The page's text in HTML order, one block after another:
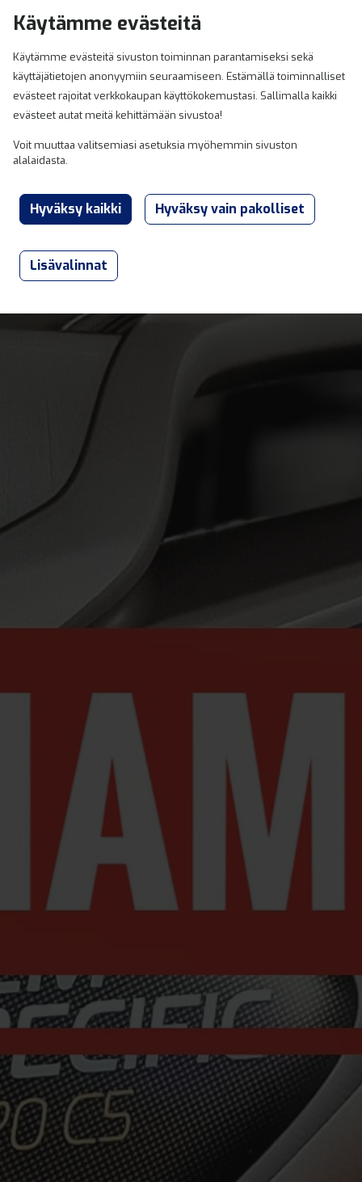
Käytämme evästeitä
Käytämme evästeitä sivuston toiminnan parantamiseksi sekä
käyttäjätietojen anonyymiin seuraamiseen. Estämällä toiminnalliset
evästeet rajoitat verkkokaupan käyttökokemustasi. Sallimalla kaikki
evästeet autat meitä kehittämään sivustoa!
Voit muuttaa valitsemiasi asetuksia myöhemmin sivuston
alalaidasta.
Lisävalinnat